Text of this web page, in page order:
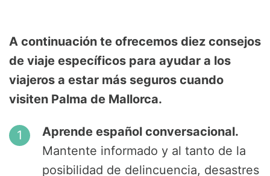
A continuación te ofrecemos diez consejos
de viaje específicos para ayudar a los
viajeros a estar más seguros cuando
visiten Palma de Mallorca.
Aprende español conversacional.
Mantente informado y al tanto de la
posibilidad de delincuencia, desastres